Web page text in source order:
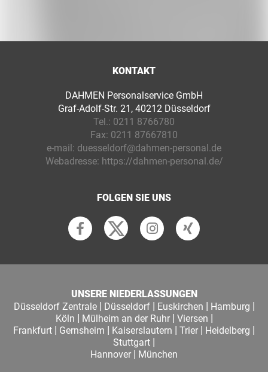
KONTAKT
DAHMEN Personalservice GmbH
Graf-Adolf-Str. 21, 40212 Düsseldorf
Tel.: 0211 8766780
Fax: 0211 87667810
e-mail: duesseldorf@dahmen-personal.de
Webadresse: https://dahmen-personal.de/
FOLGEN SIE UNS
UNSERE NIEDERLASSUNGEN
Düsseldorf Zentrale| Düsseldorf| Euskirchen | Hamburg |
Köln | Mülheim an der Ruhr| Viersen |
Frankfurt | Gernsheim | Kaiserslautern | Trier | Heidelberg |
Stuttgart |
Hannover | München